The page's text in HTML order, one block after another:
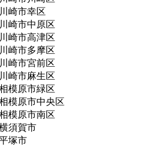
川崎市幸区
川崎市中原区
川崎市高津区
川崎市多摩区
川崎市宮前区
川崎市麻生区
模原市緑区
模原市中央区
模原市南区
須賀市
塚市